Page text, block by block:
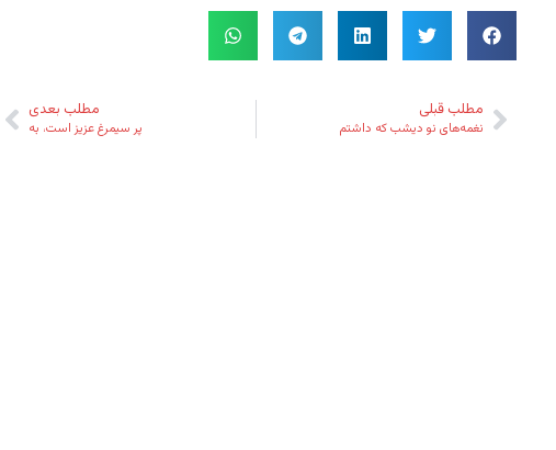
مطلب قبلی
نغمه‌های نو دیشب که داشتم
مطلب بعدی
پر سیمرغ عزیز است، به